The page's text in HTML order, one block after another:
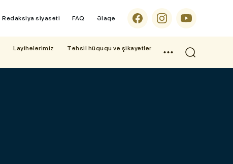
Redaksiya siyasəti FAQ Əlaqə
Layihələrimiz
Təhsil hüququ və şikayətlər